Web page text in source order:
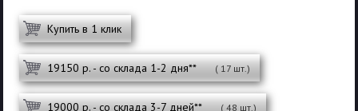
Купить в 1 клик
19150 р. - со склада 1-2 дня** ( 17 шт.)
19000 р. - со склада 3-7 дней** ( 48 шт.)